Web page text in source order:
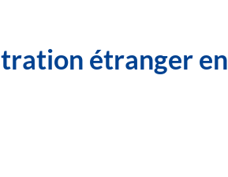
étranger en